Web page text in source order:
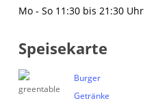
Mo - So 11:30 bis 21:30 Uhr
Speisekarte
Burger
Getränke